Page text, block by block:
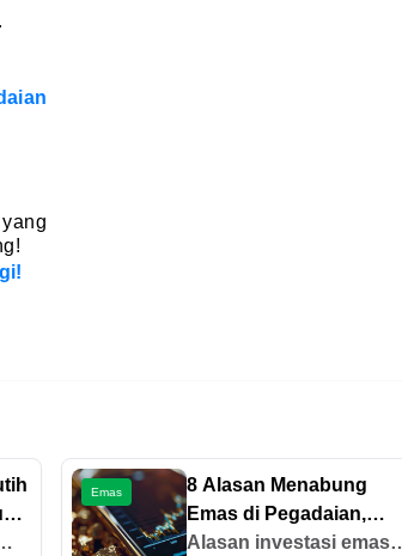
Emas
8 Alasan Menabung
Emas di Pegadaian,
Untung di Masa Depan!
Alasan investasi emas